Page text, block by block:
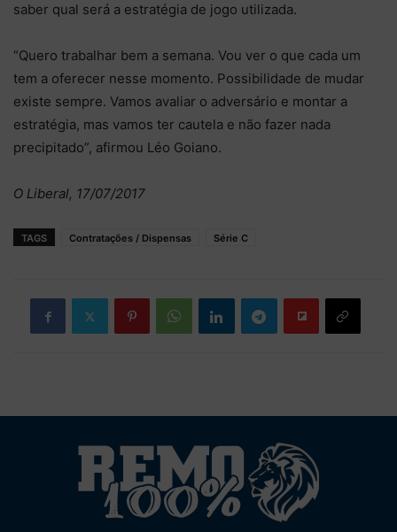
saber qual será a estratégia de jogo utilizada.
“Quero trabalhar bem a semana. Vou ver o que cada um
tem a oferecer nesse momento. Possibilidade de mudar
existe sempre. Vamos avaliar o adversário e montar a
estratégia, mas vamos ter cautela e não fazer nada
precipitado”, afirmou Léo Goiano.
O Liberal, 17/07/2017
TAGS Contratações / Dispensas Série C